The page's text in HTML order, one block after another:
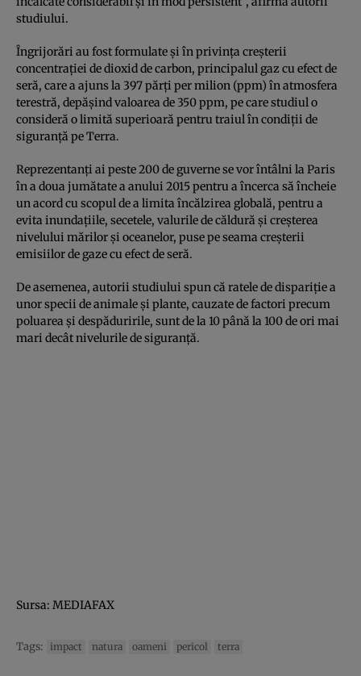
studiului.
Îngrijorări au fost formulate şi în privinţa creşterii
concentraţiei de dioxid de carbon, principalul gaz cu efect de
seră, care a ajuns la 397 părţi per milion (ppm) în atmosfera
terestră, depăşind valoarea de 350 ppm, pe care studiul o
consideră o limită superioară pentru traiul în condiţii de
siguranţă pe Terra.
Reprezentanţi ai peste 200 de guverne se vor întâlni la Paris
în a doua jumătate a anului 2015 pentru a încerca să încheie
un acord cu scopul de a limita încălzirea globală, pentru a
evita inundaţiile, secetele, valurile de căldură şi creşterea
nivelului mărilor şi oceanelor, puse pe seama creşterii
emisiilor de gaze cu efect de seră.
De asemenea, autorii studiului spun că ratele de dispariţie a
unor specii de animale şi plante, cauzate de factori precum
poluarea şi despăduririle, sunt de la 10 până la 100 de ori mai
mari decât nivelurile de siguranţă.
Sursa: MEDIAFAX
Tags: impact natura oameni pericol terra